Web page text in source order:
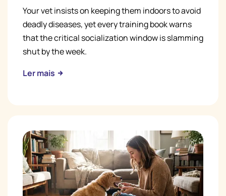
Your vet insists on keeping them indoors to avoid
deadly diseases, yet every training book warns
that the critical socialization window is slamming
shut by the week.
Ler mais